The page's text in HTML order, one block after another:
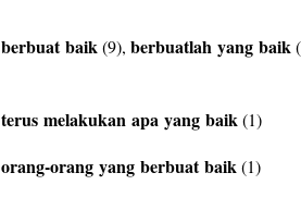
berbuat baik(9), berbuatlah yang baik
terus melakukan apa yang baik(1)
orang-orang yang berbuat baik(1)